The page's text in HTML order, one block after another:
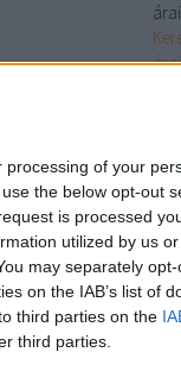
of your
the below opt-out
is processed
utilized by us
may separately
on the IAB’s list of
third parties on the
third parties.
árai
árai
árai